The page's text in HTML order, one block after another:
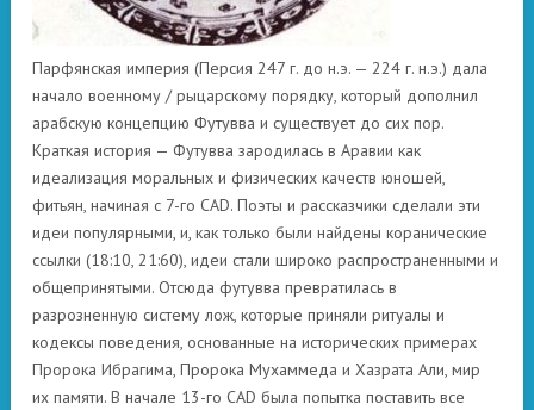
Парфянская империя (Персия 247 г. до н.э. — 224 г. н.э.) дала
начало военному / рыцарскому порядку, который дополнил
арабскую концепцию Футувва и существует до сих пор.
Краткая история — Футувва зародилась в Аравии как
идеализация моральных и физических качеств юношей,
фитьян, начиная с 7-го CAD. Поэты и рассказчики сделали эти
идеи популярными, и, как только были найдены коранические
ссылки (18:10, 21:60), идеи стали широко распространенными и
общепринятыми. Отсюда футувва превратилась в
разрозненную систему лож, которые приняли ритуалы и
кодексы поведения, основанные на исторических примерах
Пророка Ибрагима, Пророка Мухаммеда и Хазрата Али, мир
их памяти. В начале 13-го CAD была попытка поставить все